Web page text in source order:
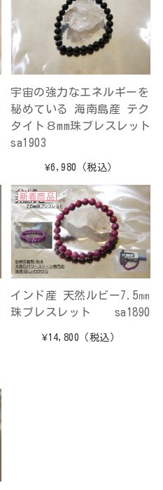
宇宙の強力なエネルギーを
秘めている 海南島産 テク
タイト８mm珠ブレスレット
sa1903
¥6,980 （税込）
新着商品
インド産 天然ルビー7.5㎜
珠ブレスレット sa1890
¥14,800 （税込）